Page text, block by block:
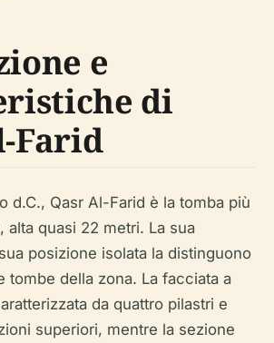
e
di
Farid
d.C., Qasr Al-Farid è la tomba più
alta quasi 22 metri. La sua
posizione isolata la distinguono
tombe della zona. La facciata a
da quattro pilastri e
superiori, mentre la sezione